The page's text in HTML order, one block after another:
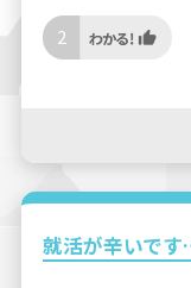
2
就活が辛いで